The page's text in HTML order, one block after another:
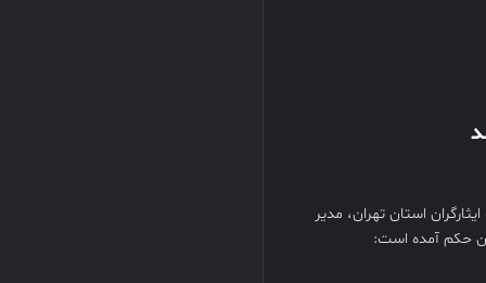
خانه ایثارگران استان تهران، مدیر
حکم آمده است: